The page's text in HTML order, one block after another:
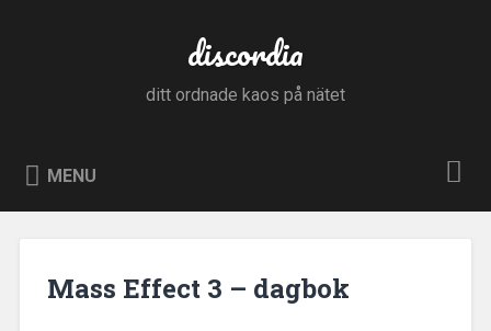
discordia
ditt ordnade kaos på nätet
MENU
Mass Effect 3 – dagbok